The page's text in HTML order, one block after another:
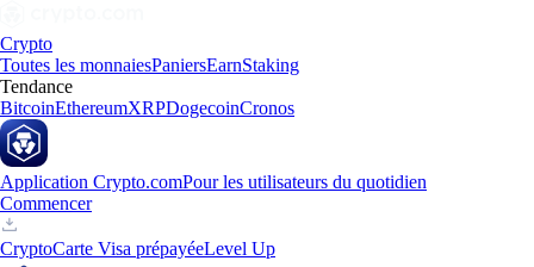
Crypto
Toutes les monnaiesPaniersEarnStaking
Tendance
BitcoinEthereumXRPDogecoinCronos
Application Crypto.comPour les utilisateurs du quotidien
Commencer
CryptoCarte Visa prépayéeLevel Up